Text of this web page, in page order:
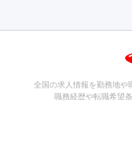
全国の求人情報を勤務地や
職務経歴や転職希望